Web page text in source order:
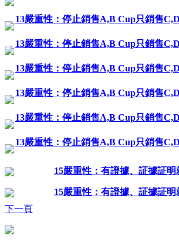
13嚴重性：停止銷售A,B Cup只銷售
13嚴重性：停止銷售A,B Cup只銷售
13嚴重性：停止銷售A,B Cup只銷售
13嚴重性：停止銷售A,B Cup只銷售
13嚴重性：停止銷售A,B Cup只銷售
13嚴重性：停止銷售A,B Cup只銷售
15嚴重性：有證據、証據証
15嚴重性：有證據、証據証
下一頁